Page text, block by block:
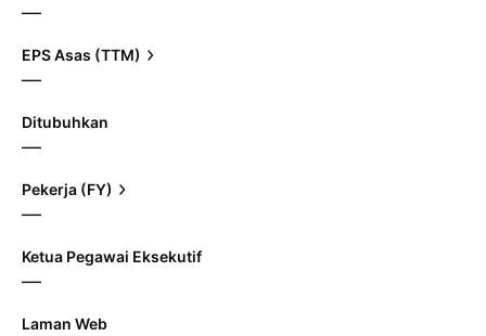
—
EPS Asas (TTM)
—
Ditubuhkan
—
Pekerja (FY)
—
Ketua Pegawai Eksekutif
—
Laman Web